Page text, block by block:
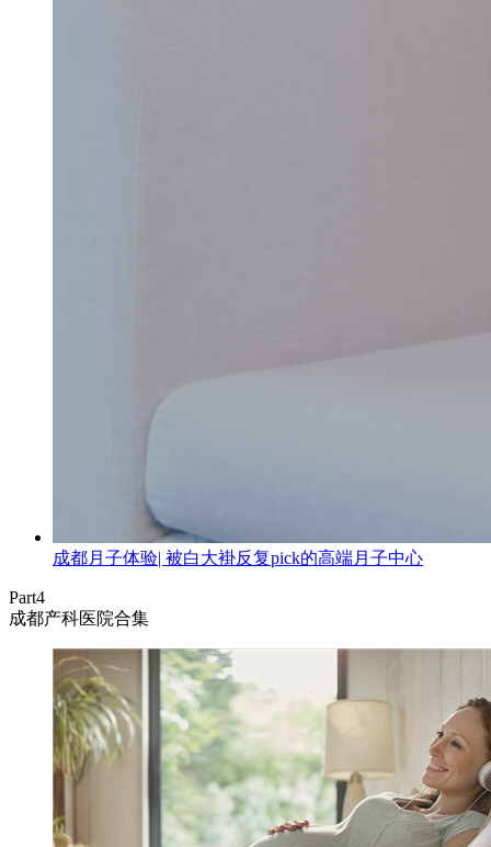
成都月子体验| 被白大褂反复pick的高端月子中心
Part4
成都产科医院合集